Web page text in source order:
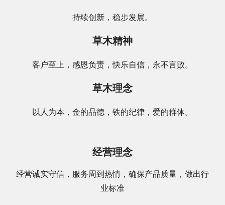
持续创新，稳步发展。
草木精神
客户至上，感恩负责，快乐自信，永不言败。
草木理念
以人为本，金的品德，铁的纪律，爱的群体。
经营理念
经营诚实守信，服务周到热情，确保产品质量，做出行
业标准